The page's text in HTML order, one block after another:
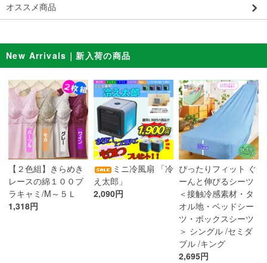
オススメ商品
New Arrivals｜新入荷の商品
【２色組】きらめき
レースの綿１００ブ
ラキャミ/M～５Ｌ
1,318円
ミニ冷風扇 「冷
え太郎」
2,090円
ぴったりフィット ぐ
ーんと伸びるシーツ
＜接触冷感素材・タ
オル地・ベッドシー
ツ・ボックスシーツ
＞ シングル /セミダ
ブル /キング
2,695円